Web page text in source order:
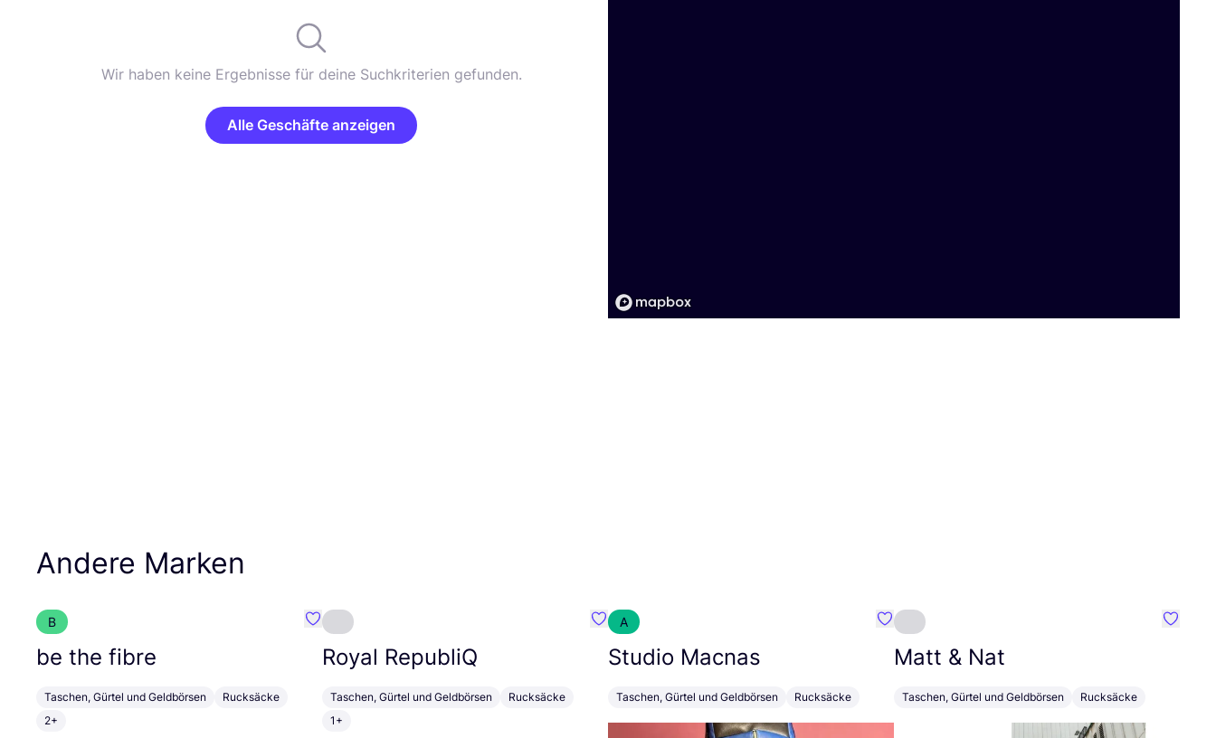
Wir haben keine Ergebnisse für deine Suchkriterien gefunden.
Alle Geschäfte anzeigen
Andere Marken
B
be the fibre
Taschen, Gürtel und Geldbörsen
Rucksäcke
2+
Favorit be the fibre
Royal RepubliQ
Taschen, Gürtel und Geldbörsen
Rucksäcke
1+
Favorit Royal RepubliQ
A
Studio Macnas
Taschen, Gürtel und Geldbörsen Rucksäcke
Favorit Studio Macnas
Matt & Nat
Taschen, Gürtel und Geldbörsen Rucksäcke
Favorit